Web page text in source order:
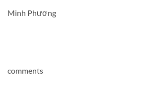
Minh Phương
comments